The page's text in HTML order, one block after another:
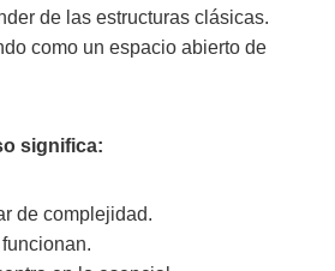
de las estructuras clásicas.
como un espacio abierto de
significa:
de complejidad.